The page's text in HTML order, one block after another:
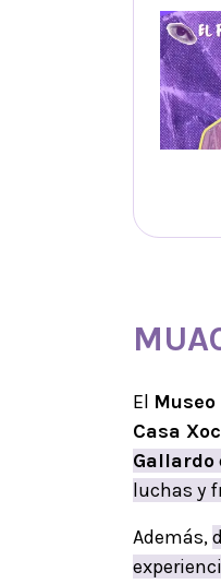
El
Casa
Gallardo
luchas y
Además,